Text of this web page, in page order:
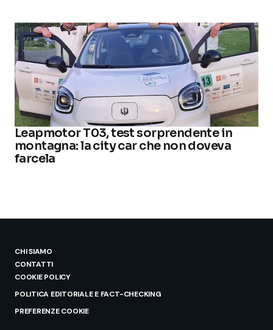
Leapmotor T03, test sorprendente in
montagna: la city car che non doveva
farcela
CHI SIAMO
CONTATTI
COOKIE POLICY
POLITICA EDITORIALE E FACT-CHECKING
PREFERENZE COOKIE